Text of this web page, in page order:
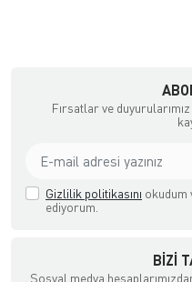
Fırsatlar ve
Gizlilik politikasını okudum
ediyorum.
BIZI
Sosyal medya